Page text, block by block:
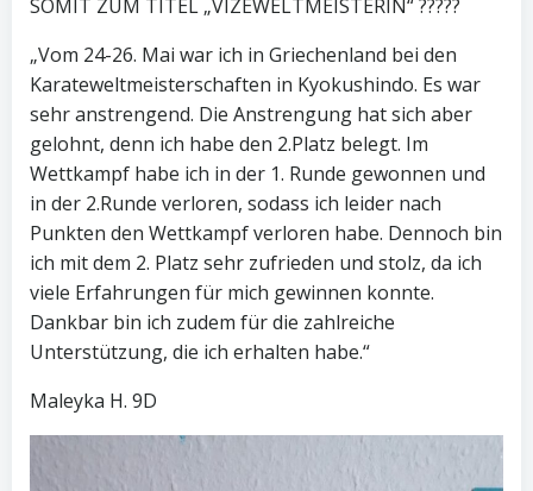
SOMIT ZUM TITEL „VIZEWELTMEISTERIN“ ?????
„Vom 24-26. Mai war ich in Griechenland bei den
Karateweltmeisterschaften in Kyokushindo. Es war
sehr anstrengend. Die Anstrengung hat sich aber
gelohnt, denn ich habe den 2.Platz belegt. Im
Wettkampf habe ich in der 1. Runde gewonnen und
in der 2.Runde verloren, sodass ich leider nach
Punkten den Wettkampf verloren habe. Dennoch bin
ich mit dem 2. Platz sehr zufrieden und stolz, da ich
viele Erfahrungen für mich gewinnen konnte.
Dankbar bin ich zudem für die zahlreiche
Unterstützung, die ich erhalten habe.“
Maleyka H. 9D